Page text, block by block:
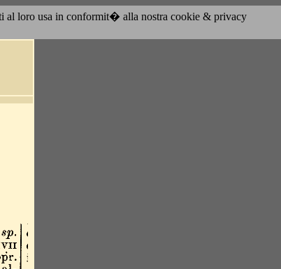
al loro usa in conformit� alla nostra cookie & privacy